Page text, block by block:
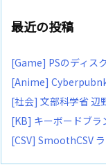
最近の投稿
[Game] PSのディス
[Anime]
[社会] 文部科学省 辺
[KB] キーボードブラ
[CSV] SmoothCSV